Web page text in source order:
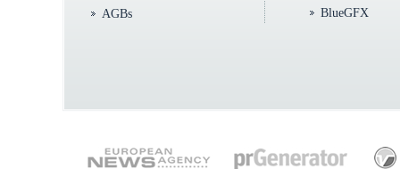
AGBs
BlueGFX